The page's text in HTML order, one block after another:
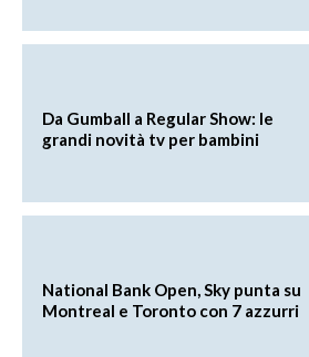
Da Gumball a Regular Show: le
grandi novità tv per bambini
National Bank Open, Sky punta su
Montreal e Toronto con 7 azzurri